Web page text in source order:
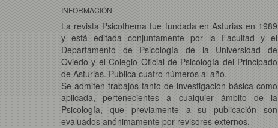
INFORMACIÓN
La revista Psicothema fue fundada en Asturias en 1989
y está editada conjuntamente por la Facultad y el
Departamento de Psicología de la Universidad de
Oviedo y el Colegio Oficial de Psicología del Principado
de Asturias. Publica cuatro números al año.
Se admiten trabajos tanto de investigación básica como
aplicada, pertenecientes a cualquier ámbito de la
Psicología, que previamente a su publicación son
evaluados anónimamente por revisores externos.